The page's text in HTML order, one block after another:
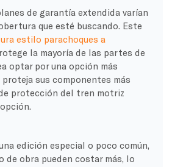
de garantía extendida varían
que esté buscando. Este
estilo parachoques a
la mayoría de las partes de
optar por una opción más
proteja sus componentes más
protección del tren motriz
edición especial o poco común,
de obra pueden costar más, lo